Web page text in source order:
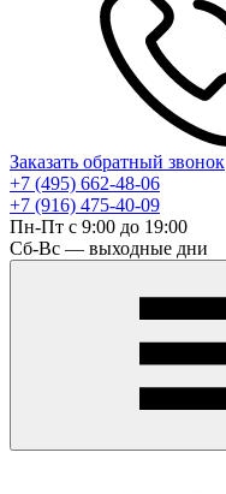
Заказать обратный звонок
+7 (495) 662-48-06
+7 (916) 475-40-09
Пн-Пт с 9:00 до 19:00
Сб-Вс — выходные дни